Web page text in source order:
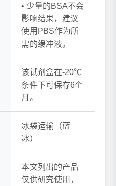
• 少量的BSA不会
影响结果，建议
使用PBS作为所
需的缓冲液。
该试剂盒在-20℃
条件下可保存6个
月。
冰袋运输（蓝
冰）
本文列出的产品
仅供研究使用，